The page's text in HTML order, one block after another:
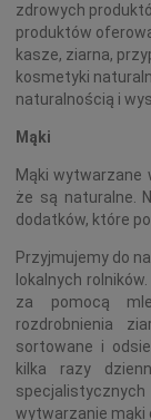
zdrowych
produktów
kasze, ziarna,
kosmetyki
naturalnością i
Mąki
Mąki wytwarzane
że są naturalne.
dodatków, które
Przyjmujemy do
lokalnych
za pomocą
rozdrobnienia
sortowane i
kilka razy
wytwarzanie mąki